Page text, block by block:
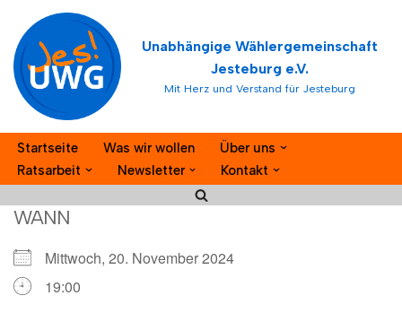
Zum
Inhalt
springen
Unabhängige Wählergemeinschaft
Jesteburg e.V.
Mit Herz und Verstand für Jesteburg
Startseite Was wir wollen
Über uns
Ratsarbeit
Newsletter Kontakt
WANN
Mittwoch, 20. November 2024
19:00